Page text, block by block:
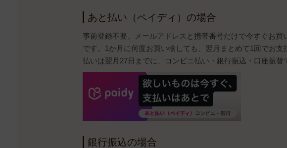
あと払い（ペイディ）の場合
事前登録不要、メールアドレスと携帯番号だけで今すぐお買
です。1か月に何度お買い物しても、翌月まとめて1回でお支
払いは翌月27日までに、コンビニ払い・銀行振込・口座振替
銀行振込の場合